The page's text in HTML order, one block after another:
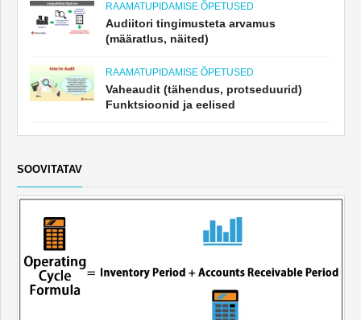
RAAMATUPIDAMISE ÕPETUSED
Audiitori tingimusteta arvamus
(määratlus, näited)
RAAMATUPIDAMISE ÕPETUSED
Vaheaudit (tähendus, protseduurid)
Funktsioonid ja eelised
SOOVITATAV